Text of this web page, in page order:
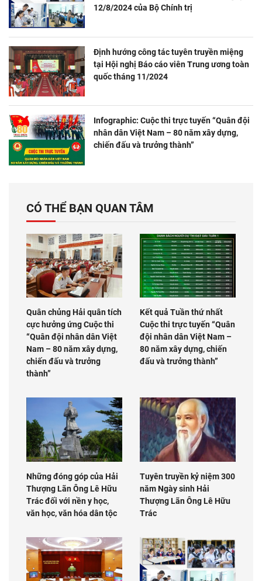
12/8/2024 của Bộ Chính trị
Định hướng công tác tuyên truyền miệng
tại Hội nghị Báo cáo viên Trung ương toàn
quốc tháng 11/2024
Infographic: Cuộc thi trực tuyến “Quân đội
nhân dân Việt Nam – 80 năm xây dựng,
chiến đấu và trưởng thành”
CÓ THỂ BẠN QUAN TÂM
Quân chủng Hải quân tích
cực hưởng ứng Cuộc thi
“Quân đội nhân dân Việt
Nam – 80 năm xây dựng,
chiến đấu và trưởng
thành”
Kết quả Tuần thứ nhất
Cuộc thi trực tuyến “Quân
đội nhân dân Việt Nam –
80 năm xây dựng, chiến
đấu và trưởng thành”
Những đóng góp của Hải
Thượng Lãn Ông Lê Hữu
Trác đối với nền y học,
văn học, văn hóa dân tộc
Tuyên truyền kỷ niệm 300
năm Ngày sinh Hải
Thượng Lãn Ông Lê Hữu
Trác